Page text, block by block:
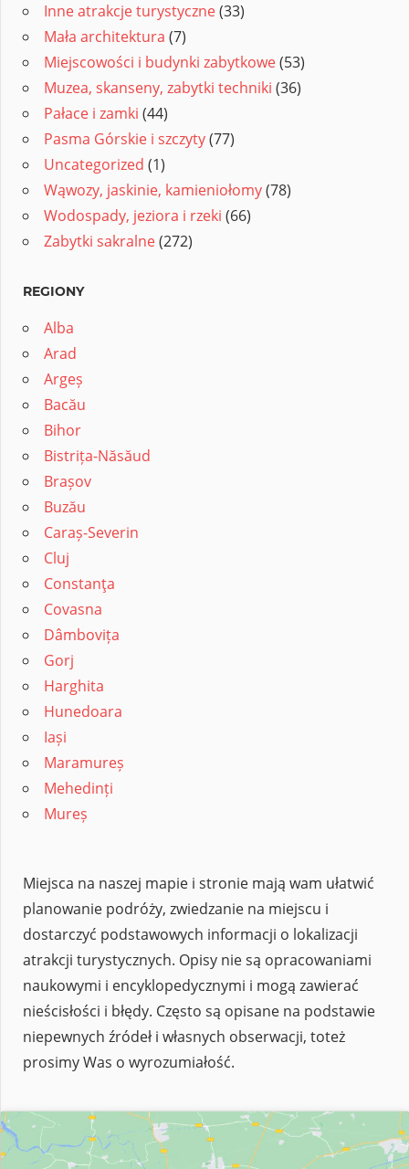
Inne atrakcje turystyczne(33)
Mała architektura (7)
Miejscowości i budynki zabytkowe(53)
Muzea, skanseny, zabytki techniki (36)
Pałace i zamki (44)
Pasma Górskie i szczyty(77)
Uncategorized (1)
Wąwozy, jaskinie, kamieniołomy(78)
Wodospady, jeziora i rzeki (66)
Zabytki sakralne(272)
REGIONY
Alba
Arad
Argeș
Bacău
Bihor
Bistrița-Năsăud
Brașov
Buzău
Caraș-Severin
Cluj
Constanţa
Covasna
Dâmbovița
Gorj
Harghita
Hunedoara
Iași
Maramureș
Mehedinți
Mureș
Miejsca na naszej mapie i stronie mają wam ułatwić
planowanie podróży, zwiedzanie na miejscu i
dostarczyć podstawowych informacji o lokalizacji
atrakcji turystycznych. Opisy nie są opracowaniami
naukowymi i encyklopedycznymi i mogą zawierać
nieścisłości i błędy. Często są opisane na podstawie
niepewnych źródeł i własnych obserwacji, toteż
prosimy Was o wyrozumiałość.